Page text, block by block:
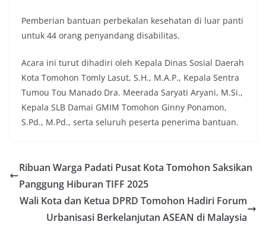
Pemberian bantuan perbekalan kesehatan di luar panti
untuk 44 orang penyandang disabilitas.
Acara ini turut dihadiri oleh Kepala Dinas Sosial Daerah
Kota Tomohon Tomly Lasut, S.H., M.A.P., Kepala Sentra
Tumou Tou Manado Dra. Meerada Saryati Aryani, M.Si.,
Kepala SLB Damai GMIM Tomohon Ginny Ponamon,
S.Pd., M.Pd., serta seluruh peserta penerima bantuan.
Ribuan Warga Padati Pusat Kota Tomohon Saksikan
Panggung Hiburan TIFF 2025
Wali Kota dan Ketua DPRD Tomohon Hadiri Forum
Urbanisasi Berkelanjutan ASEAN di Malaysia